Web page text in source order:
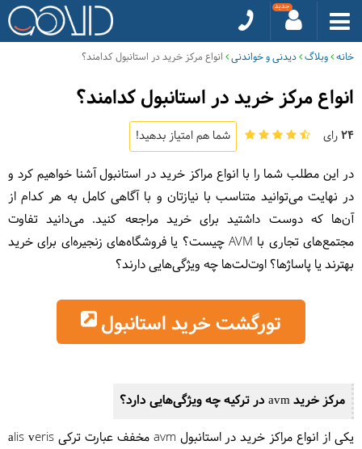
خانه وبلاگ دیدنی و خواندنی انواع مرکز خرید در استانبول کدامند؟
انواع مرکز خرید در استانبول کدامند؟
24رای شما هم امتیاز بدهید!
در این مطلب شما را با انواع مراکز خرید در استانبول آشنا خواهیم کرد و
در نهایت می‌توانید متناسب با نیازتان و با آگاهی کامل به هر کدام از
آن‌ها که دوست داشتید برای خرید مراجعه کنید. می‌دانید تفاوت
مجتمع‌های تجاری با AVM چیست؟ یا فروشگاه‌های زنجیره‌ای برای خرید
بهترند یا پاساژها؟ اوت‌لت‌ها چه ویژگی‌هایی دارند؟
تورگشت خرید استانبول
مرکز خرید avm در ترکیه چه ویژگی‌هایی دارد؟
یکی از انواع مراکز خرید در استانبول avm مخفف عبارت ترکی
alis veris